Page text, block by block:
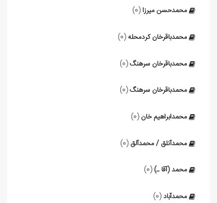
محمدحسن میرزا(0)
محمدباقرخان کردمحله (0)
محمدباقرخان سرهنگ(0)
محمدباقرخان سرهنگ(0)
محمدابراهیم خان (0)
محمدآنلق / محمدآلق (0)
محمد (آقا ـ) (0)
محمدآباد (0)